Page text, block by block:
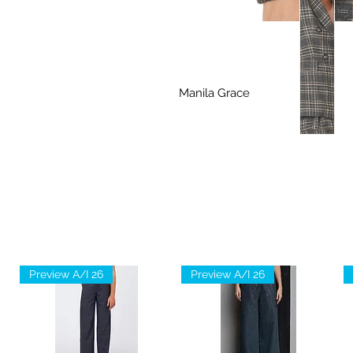
Manila Grace
Preview A/I 26 Preview A/I 26